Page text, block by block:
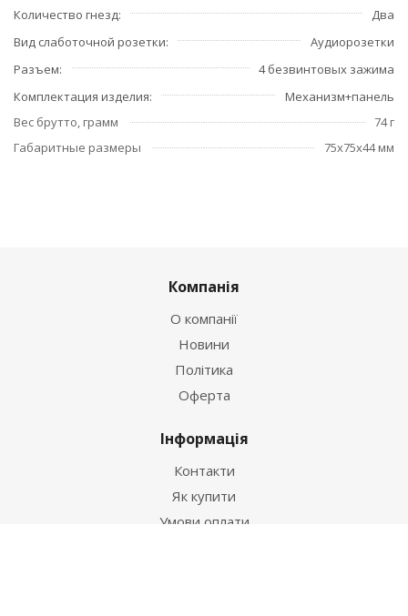
Количество гнезд
Два
Вид слаботочной розетки
Аудиорозетки
Разъем
4 безвинтовых зажима
Комплектация изделия
Механизм+панель
Вес брутто, грамм
74 г
Габаритные размеры
75x75x44 мм
Компанія
О компанії
Новини
Політика
Оферта
Інформація
Контакти
Як купити
Умови оплати